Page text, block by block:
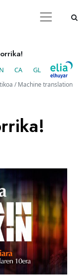
CA GL
/ Machine translation